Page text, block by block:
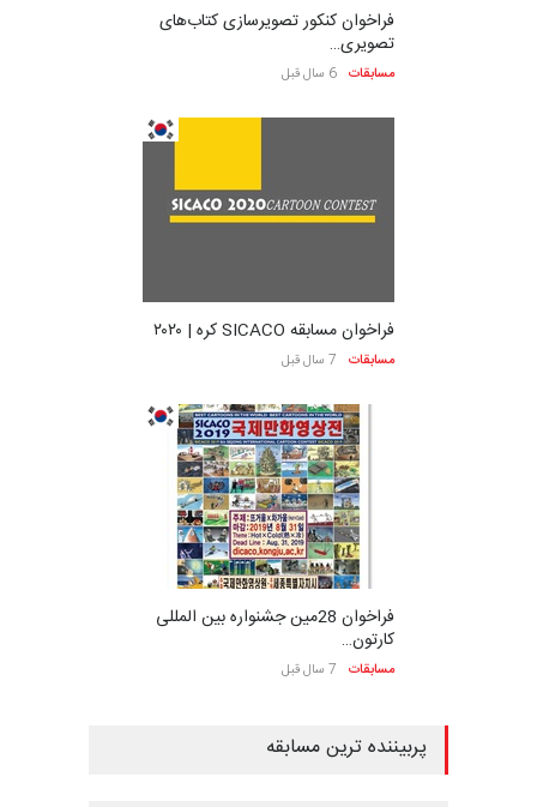
فراخوان کنکور تصویرسازی کتاب‌های
تصویری…
مسابقات 6 سال قبل
فراخوان مسابقه SICACO کره | ۲۰۲۰
مسابقات 7 سال قبل
فراخوان 28مین جشنواره بین المللی
کارتون…
مسابقات 7 سال قبل
پربیننده ترین مسابقه